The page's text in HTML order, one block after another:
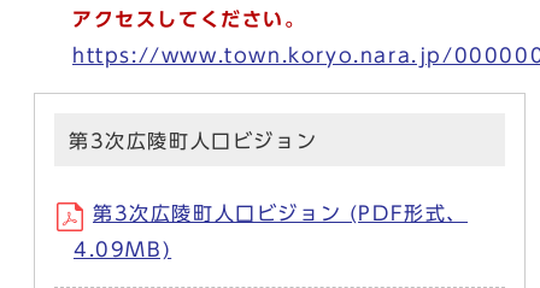
アクセスしてください。
https://www.town.koryo.nara.jp/
第3次広陵町人口ビジョン
第3次広陵町人口ビジョン (PDF形式、
4.09MB)